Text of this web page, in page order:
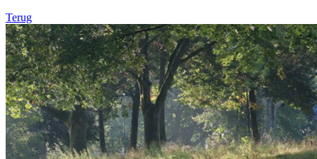
Terug